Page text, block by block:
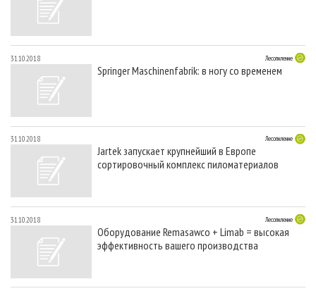
31.10.2018 Лесопиление
Springer Maschinenfabrik: в ногу со временем
31.10.2018 Лесопиление
Jartek запускает крупнейший в Европе
сортировочный комплекс пиломатериалов
31.10.2018 Лесопиление
Оборудование Remasawco + Limab = высокая
эффективность вашего производства